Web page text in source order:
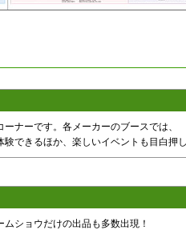
ナーです。各メーカーのブースでは、
できるほか、楽しいイベントも目白押
ショウだけの出品も多数出現！